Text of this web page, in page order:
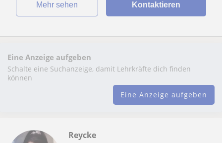
Mehr sehen Kontaktieren
Eine Anzeige aufgeben
Schalte eine Suchanzeige, damit Lehrkräfte dich finden
können
Eine Anzeige aufgeben
Reycke